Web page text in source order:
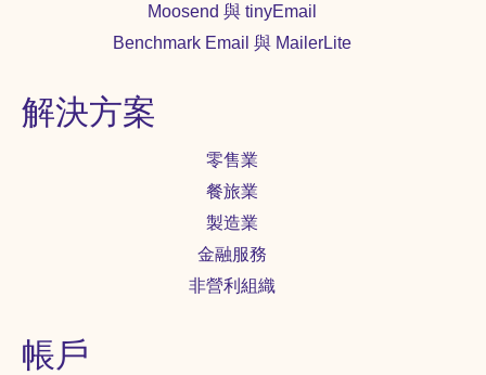
Moosend 與 tinyEmail
Benchmark Email 與 MailerLite
解決方案
零售業
餐旅業
製造業
金融服務
非營利組織
帳戶